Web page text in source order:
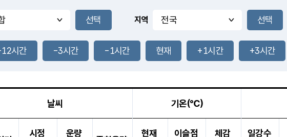
풍도
9.9m/s
-mm
23.4
℃
25.9℃
0.3m/s
-mm
-mm
지역
시간 -3시간 -1시간 현재 +1시간 +3시간
날씨 기온(℃)
시정
운량
현재
이슬점
체감
일강수